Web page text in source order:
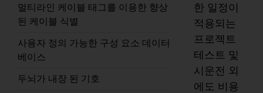
멀티라인 케이블 태그를 이용한 향상
된 케이블 식별
사용자 정의 가능한 구성 요소 데이터
베이스
두뇌가 내장 된 기호
한 일정이
적용되는
프로젝트
테스트 및
시운전 외
에도 비용